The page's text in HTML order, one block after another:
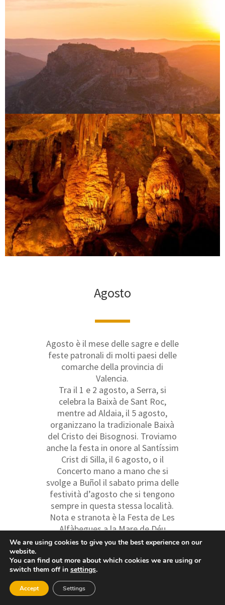
Agosto
Agosto è il mese delle sagre e delle
feste patronali di molti paesi delle
comarche della provincia di
Valencia.
Tra il 1 e 2 agosto, a Serra, si
celebra la Baixà de Sant Roc,
mentre ad Aldaia, il 5 agosto,
organizzano la tradizionale Baixà
del Cristo dei Bisognosi. Troviamo
anche la festa in onore al Santíssim
Crist di Silla, il 6 agosto, o il
Concerto mano a mano che si
svolge a Buñol il sabato prima delle
festività d’agosto che si tengono
sempre in questa stessa località.
Nota e stranota è la Festa de Les
Alfàbegues a la Mare de Déu
d’Agost di Bétera (dal 12 al 22
basilico percorrono in processione
le vie del paese insieme agli abitanti
inondando le strade del suo
piacevole aroma.
We are using cookies to give you the best experience on our
website.
You can find out more about which cookies we are using or
switch them off in settings.
Accept Settings